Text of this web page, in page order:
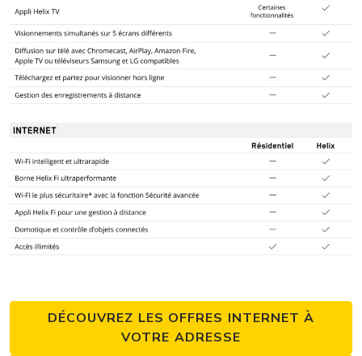
DÉCOUVREZ LES OFFRES INTERNET À
VOTRE ADRESSE